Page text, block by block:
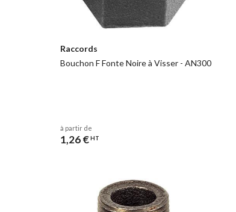
Raccords
Bouchon F Fonte Noire à Visser - AN300
à partir de
1,26 €HT